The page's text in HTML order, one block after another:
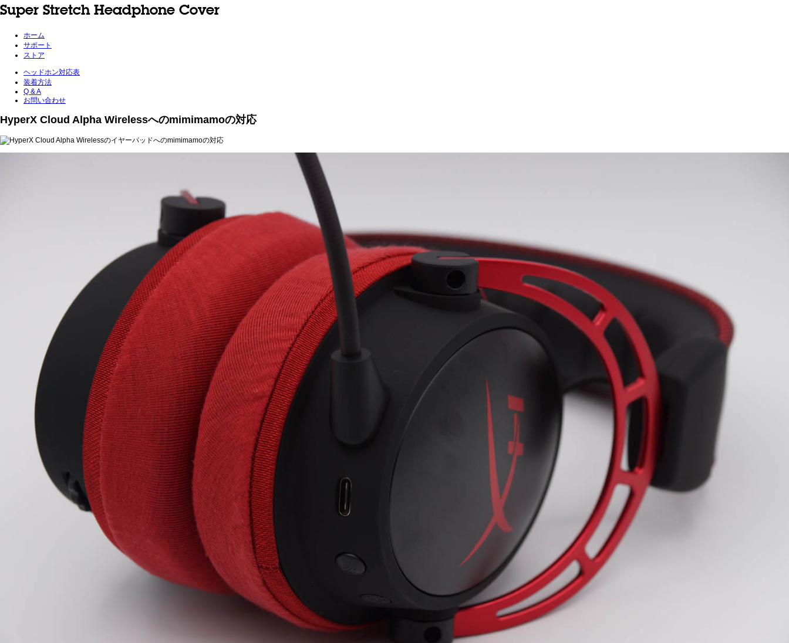
Super Stretch Headphone Cover
ホーム
サポート
ストア
ヘッドホン対応表
装着方法
Q & A
お問い合わせ
HyperX Cloud Alpha Wirelessへのmimimamoの対応